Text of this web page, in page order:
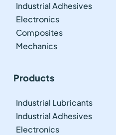
Industrial Adhesives
Electronics
Composites
Mechanics
Products
Industrial Lubricants
Industrial Adhesives
Electronics